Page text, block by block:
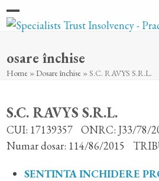
Skip
toOpen
menu
Close
menu
osare închise
Home »Dosare închise »S.C. RAVYS S.R.L.
S.C. RAVYS S.R.L.
CUI: 17139357
ONRC: J33/78/
Numar dosar: 114/86/2015
SENTINTA INCHIDERE